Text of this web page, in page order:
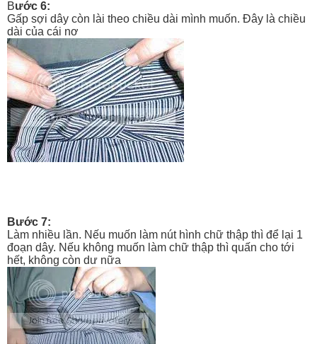
Bước 6:
Gấp sợi dây còn lài theo chiều dài mình muốn. Đây là chiều
dài của cái nơ
Bước 7:
Làm nhiều lần. Nếu muốn làm nút hình chữ thập thì để lại 1
đoạn dây. Nếu không muốn làm chữ thập thì quấn cho tới
hết, không còn dư nữa